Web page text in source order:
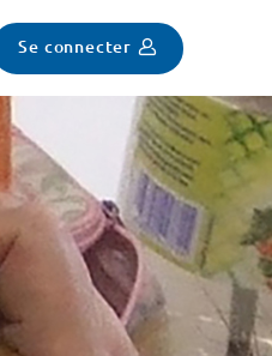
Se connecter